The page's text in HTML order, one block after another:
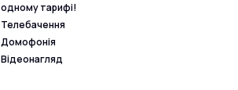
одному тарифі!
Телебачення
Домофонія
Відеонагляд